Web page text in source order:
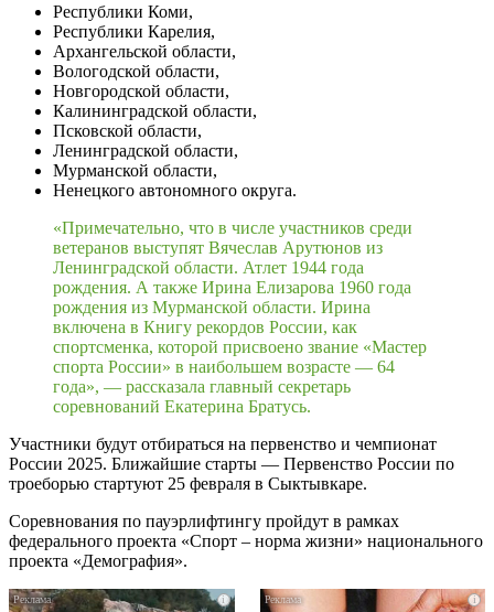
Республики Коми,
Республики Карелия,
Архангельской области,
Вологодской области,
Новгородской области,
Калининградской области,
Псковской области,
Ленинградской области,
Мурманской области,
Ненецкого автономного округа.
«Примечательно, что в числе участников среди
ветеранов выступят Вячеслав Арутюнов из
Ленинградской области. Атлет 1944 года
рождения. А также Ирина Елизарова 1960 года
рождения из Мурманской области. Ирина
включена в Книгу рекордов России, как
спортсменка, которой присвоено звание «Мастер
спорта России» в наибольшем возрасте — 64
года», — рассказала главный секретарь
соревнований Екатерина Братусь.
Участники будут отбираться на первенство и чемпионат
России 2025. Ближайшие старты — Первенство России по
троеборью стартуют 25 февраля в Сыктывкаре.
Соревнования по пауэрлифтингу пройдут в рамках
федерального проекта «Спорт – норма жизни» национального
проекта «Демография».
i i